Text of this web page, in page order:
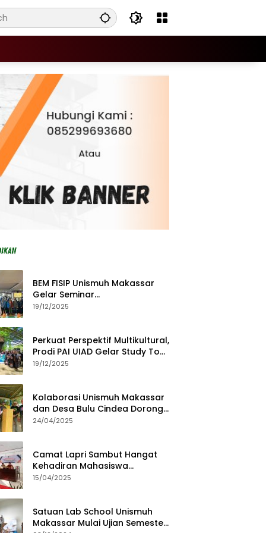
BEM FISIP Unismuh Makassar
Gelar Seminar
Keperempuanan, Bahas
19/12/2025
Perkuat Perspektif Multikultural,
Prodi PAI UIAD Gelar Study Tour
ke Kajang
19/12/2025
Kolaborasi Unismuh Makassar
dan Desa Bulu Cindea Dorong
Sentra Garam Industri
24/04/2025
Camat Lapri Sambut Hangat
Kehadiran Mahasiswa
PoltekMu
15/04/2025
Satuan Lab School Unismuh
Makassar Mulai Ujian Semester,